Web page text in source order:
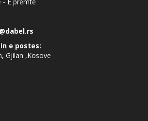
e postes:
Gjilan ,Kosove